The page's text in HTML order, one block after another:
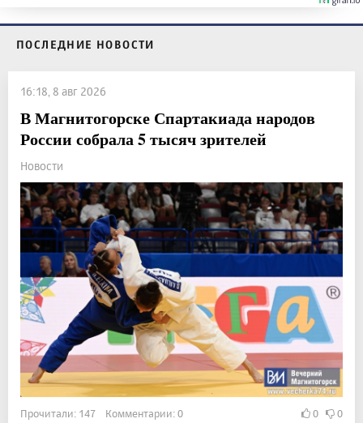
ПОСЛЕДНИЕ НОВОСТИ
16:18, 8 авг 2026
В Магнитогорске Спартакиада народов
России собрала 5 тысяч зрителей
Новости
Прочитали: 147 Комментарии: 0 0 0